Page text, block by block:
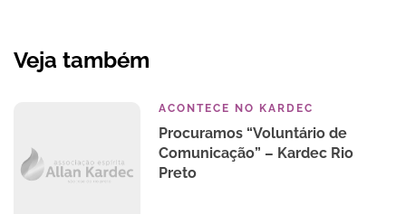
Veja também
ACONTECE NO KARDEC
Procuramos “Voluntário de
Comunicação” – Kardec Rio
Preto